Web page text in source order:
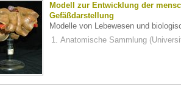
Modell zur Entwicklung der
Gefäßdarstellung
Modelle von Lebewesen und
Anatomische Sammlung